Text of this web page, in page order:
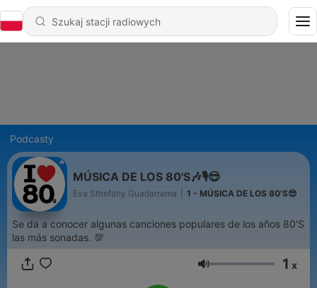
Podcasty
MÚSICA DE LOS 80'S🎶🎙️😎
Eva Sthefany Guadarrama 1 - MÚSICA DE LOS 80'S😎
Se da a conocer algunas canciones populares de los años 80'S
las más sonadas. 💯
Głośność 1 x